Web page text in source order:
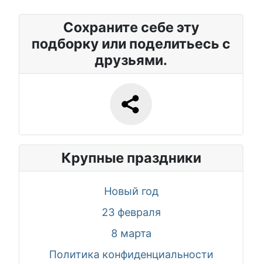
Сохраните себе эту
подборку или поделитьесь с
друзьями.
Крупные праздники
Новый год
23 февраля
8 марта
Политика конфиденциальности